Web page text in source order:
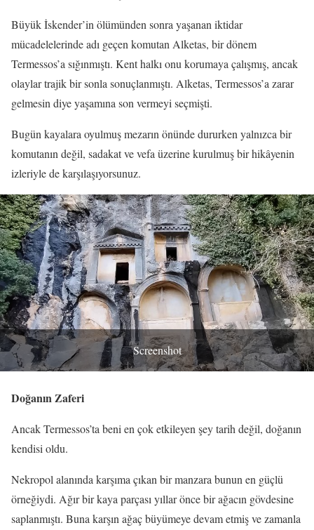
Büyük İskender’in ölümünden sonra yaşanan iktidar
mücadelelerinde adı geçen komutan Alketas, bir dönem
Termessos’a sığınmıştı. Kent halkı onu korumaya çalışmış, ancak
olaylar trajik bir sonla sonuçlanmıştı. Alketas, Termessos’a zarar
gelmesin diye yaşamına son vermeyi seçmişti.
Bugün kayalara oyulmuş mezarın önünde dururken yalnızca bir
komutanın değil, sadakat ve vefa üzerine kurulmuş bir hikâyenin
izleriyle de karşılaşıyorsunuz.
Screenshot
Doğanın Zaferi
Ancak Termessos’ta beni en çok etkileyen şey tarih değil, doğanın
kendisi oldu.
Nekropol alanında karşıma çıkan bir manzara bunun en güçlü
örneğiydi. Ağır bir kaya parçası yıllar önce bir ağacın gövdesine
saplanmıştı. Buna karşın ağaç büyümeye devam etmiş ve zamanla